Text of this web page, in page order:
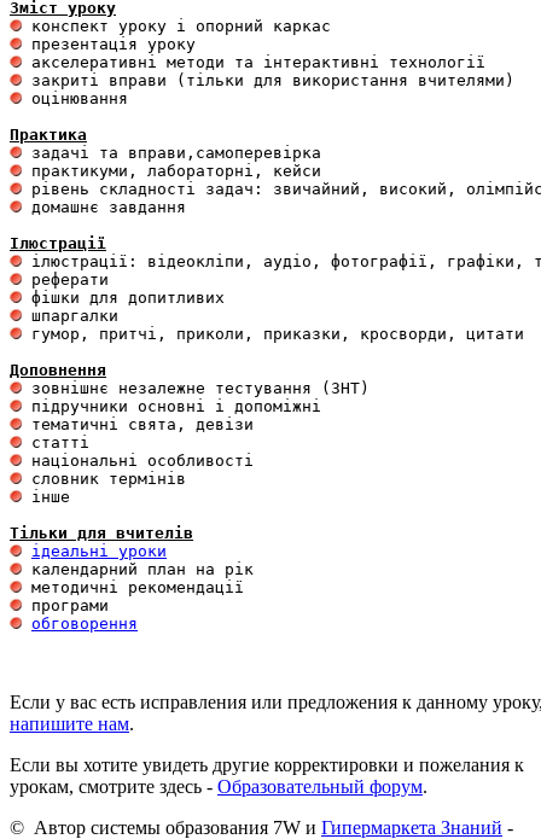
Зміст уроку
оцінювання
Практика
домашнє завдання
Ілюстрації
гумор, притчі, приколи, приказки, кросворди, цитати
Доповнення
інше
Тільки для вчителів
ідеальні уроки
обговорення
Если у вас есть исправления или предложения к данному
напишите нам.
Если вы хотите увидеть другие корректировки и пожелания к
урокам, смотрите здесь - Образовательный форум.
© Автор системы образования 7W и Гипермаркета Знаний -